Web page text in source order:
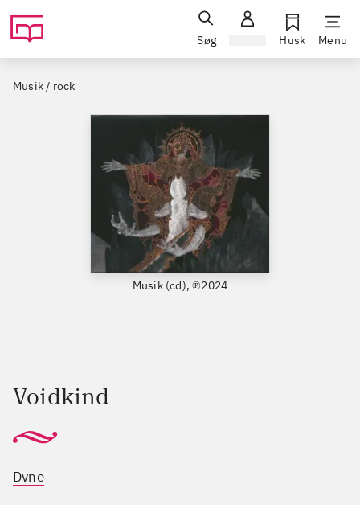
Søg Husk Menu
Musik / rock
Musik (cd), ℗2024
Voidkind
Dvne